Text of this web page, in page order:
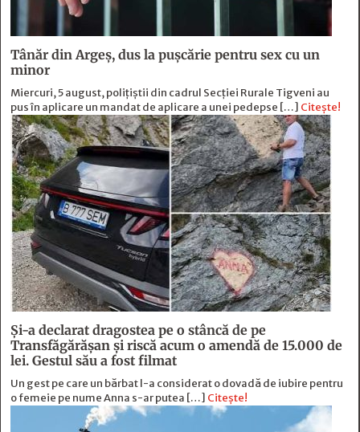
Tânăr din Argeș, dus la pușcărie pentru sex cu un
minor
Miercuri, 5 august, polițiștii din cadrul Secției Rurale Tigveni au
pus în aplicare un mandat de aplicare a unei pedepse […] Citește!
Și-a declarat dragostea pe o stâncă de pe
Transfăgărășan și riscă acum o amendă de 15.000 de
lei. Gestul său a fost filmat
Un gest pe care un bărbat l-a considerat o dovadă de iubire pentru
o femeie pe nume Anna s-ar putea […] Citește!